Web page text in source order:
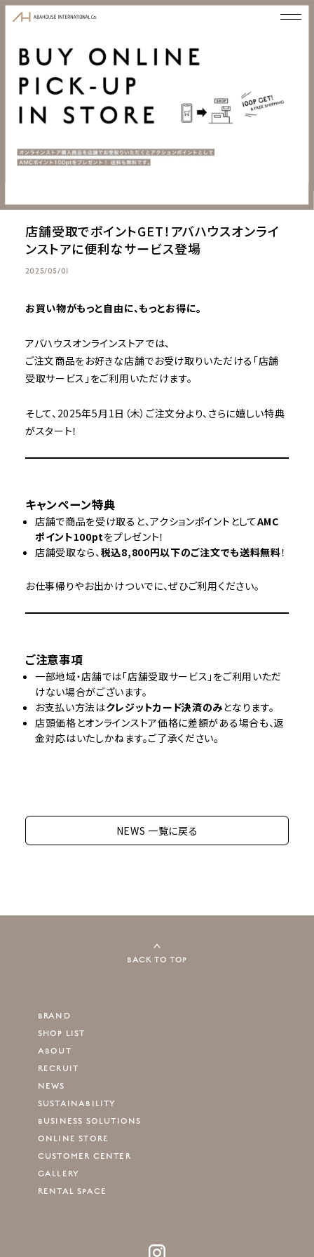
店舗受取でポイントGET！アバハウスオンライ
ンストアに便利なサービス登場
2025/05/01
お買い物がもっと自由に、もっとお得に。
アバハウスオンラインストアでは、
ご注文商品をお好きな店舗でお受け取りいただける「店舗
受取サービス」をご利用いただけます。
そして、2025年5月1日（木）ご注文分より、さらに嬉しい特典
がスタート！
キャンペーン特典
店舗で商品を受け取ると、アクションポイントとしてAMC
ポイント100ptをプレゼント！
店舗受取なら、 税込8,800円以下のご注文でも送料無料！
お仕事帰りやお出かけついでに、ぜひご利用ください。
ご注意事項
一部地域・店舗では「店舗受取サービス」をご利用いただ
けない場合がございます。
お支払い方法はクレジットカード決済のみとなります。
店頭価格とオンラインストア価格に差額がある場合も、返
金対応はいたしかねます。ご了承ください。
NEWS 一覧に戻る
BACK TO TOP
BRAND
SHOP LIST
ABOUT
RECRUIT
NEWS
SUSTAINABILITY
BUSINESS SOLUTIONS
ONLINE STORE
CUSTOMER CENTER
GALLERY
RENTAL SPACE